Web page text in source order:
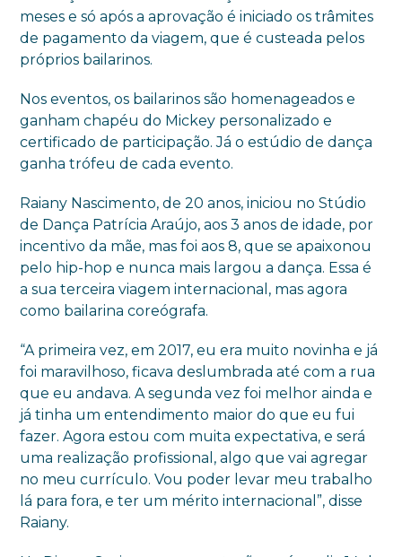
meses e só após a aprovação é iniciado os trâmites
de pagamento da viagem, que é custeada pelos
próprios bailarinos.
Nos eventos, os bailarinos são homenageados e
ganham chapéu do Mickey personalizado e
certificado de participação. Já o estúdio de dança
ganha trófeu de cada evento.
Raiany Nascimento, de 20 anos, iniciou no Stúdio
de Dança Patrícia Araújo, aos 3 anos de idade, por
incentivo da mãe, mas foi aos 8, que se apaixonou
pelo hip-hop e nunca mais largou a dança. Essa é
a sua terceira viagem internacional, mas agora
como bailarina coreógrafa.
“A primeira vez, em 2017, eu era muito novinha e já
foi maravilhoso, ficava deslumbrada até com a rua
que eu andava. A segunda vez foi melhor ainda e
já tinha um entendimento maior do que eu fui
fazer. Agora estou com muita expectativa, e será
uma realização profissional, algo que vai agregar
no meu currículo. Vou poder levar meu trabalho
lá para fora, e ter um mérito internacional”, disse
Raiany.